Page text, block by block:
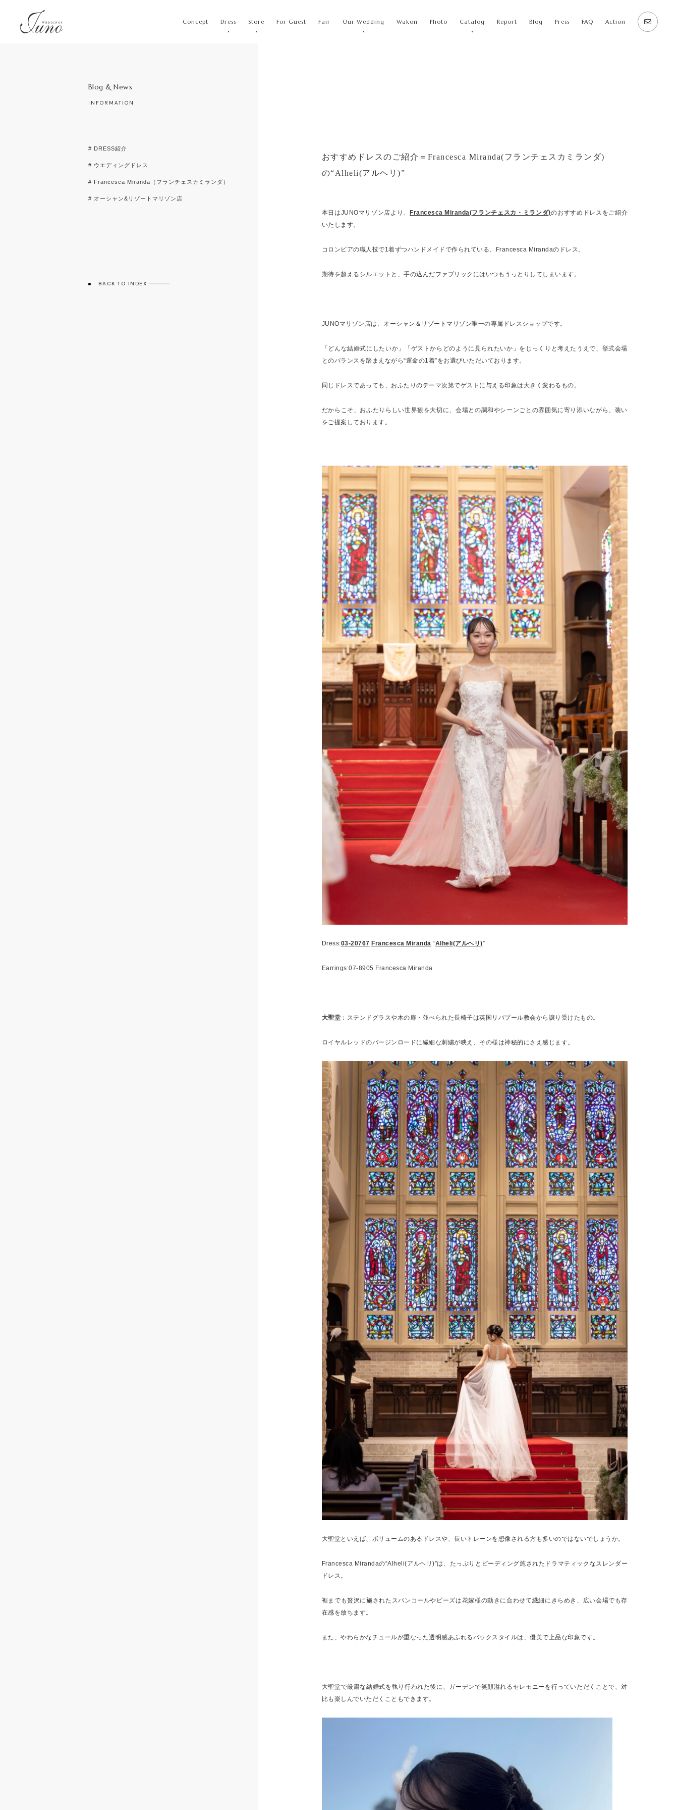
Concept Dress Store For Guest Fair Our Wedding Wakon Photo Catalog Report Blog Press FAQ Action
Blog & News
INFORMATION
# DRESS紹介
# ウエディングドレス
# Francesca Miranda（フランチェスカミランダ）
# オーシャン&リゾートマリゾン店
BACK TO INDEX
おすすめドレスのご紹介＝Francesca Miranda(フランチェスカミランダ)
の“Alheli(アルヘリ)”
本日はJUNOマリゾン店より、 Francesca Miranda(フランチェスカ・ミランダ)のおすすめドレスをご紹介
いたします。
コロンビアの職人技で1着ずつハンドメイドで作られている、Francesca Mirandaのドレス。
期待を超えるシルエットと、手の込んだファブリックにはいつもうっとりしてしまいます。
JUNOマリゾン店は、オーシャン＆リゾートマリゾン唯一の専属ドレスショップです。
「どんな結婚式にしたいか」「ゲストからどのように見られたいか」をじっくりと考えたうえで、挙式会場
とのバランスを踏まえながら“運命の1着”をお選びいただいております。
同じドレスであっても、おふたりのテーマ次第でゲストに与える印象は大きく変わるもの。
だからこそ、おふたりらしい世界観を大切に、会場との調和やシーンごとの雰囲気に寄り添いながら、装い
をご提案しております。
Dress:03-20767 Francesca Miranda “Alheli(アルヘリ)”
Earrings:07-8905 Francesca Miranda
大聖堂 ：ステンドグラスや木の扉・並べられた長椅子は英国リバプール教会から譲り受けたもの。
ロイヤルレッドのバージンロードに繊細な刺繍が映え、その様は神秘的にさえ感じます。
大聖堂といえば、ボリュームのあるドレスや、長いトレーンを想像される方も多いのではないでしょうか。
Francesca Mirandaの“Alheli(アルヘリ)”は、たっぷりとビーディング施されたドラマティックなスレンダー
ドレス。
裾までも贅沢に施されたスパンコールやビーズは花嫁様の動きに合わせて繊細にきらめき、広い会場でも存
在感を放ちます。
また、やわらかなチュールが重なった透明感あふれるバックスタイルは、優美で上品な印象です。
大聖堂で厳粛な結婚式を執り行われた後に、ガーデンで笑顔溢れるセレモニーを行っていただくことで、対
比も楽しんでいただくこともできます。